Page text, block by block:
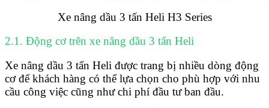
Xe nâng dầu 3 tấn Heli H3 Series
2.1. Động cơ trên xe nâng dầu 3 tấn Heli
Xe nâng dầu 3 tấn Heli được trang bị nhiều dòng động
cơ để khách hàng có thể lựa chọn cho phù hợp với nhu
cầu công việc cũng như chi phí đầu tư ban đầu.